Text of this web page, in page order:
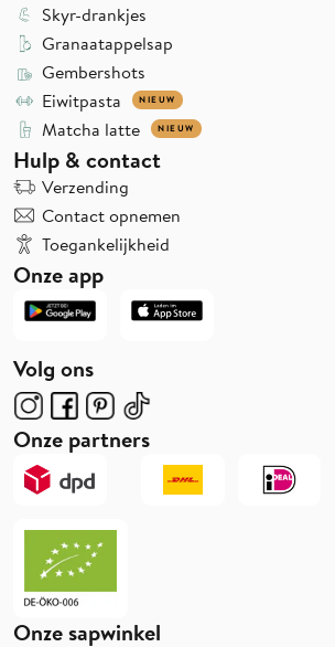
Skyr-drankjes
Granaatappelsap
Gembershots
Eiwitpasta
NIEUW
Matcha latte NIEUW
Hulp & contact
Verzending
Contact opnemen
Toegankelijkheid
Onze app
Volg ons
Onze partners
Onze sapwinkel